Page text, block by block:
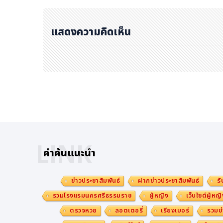
ด้วยหลักสูตรนานาชาติงานบริการอาหารและเครื่องดื่ม 240
เรียน 3 เดือน ฝึกงานโรงแรม 3 เดือน
รุ่นต่อไป เปิดเรียนทุกวันจันทร์แรกของแต่ละเดือน
ยนมาที่ Line: @maruchot
ความสำเร็จ ไม่ได้เริ่มต้นที่ “อายุเท่าไหร่”
แต่เริ่มต้นที่ก้าวแรก “เริ่มก้าวเดินเมื่อไหร่”
แสดงความคิดเห็น
คำค้นแนะนำ
LINK
ข่าวประชาสัมพันธ์ ฝากข่าวประชาสัมพันธ์ รั
รวมโรงแรมนครศรีธรรมราช
ผู้หญิง เว็บไซต์ผู้หญิ
ตรวจหวย
ลอตเตอรี่ เรียงเบอร์ รวม